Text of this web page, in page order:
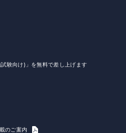
験向け)」を無料で差し上げます
のご案内